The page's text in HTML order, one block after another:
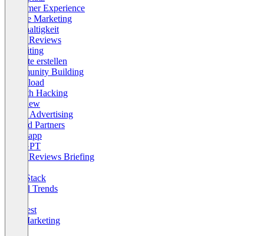
Customer Experience
Mobile Marketing
Nachhaltigkeit
OMR Reviews
Recruiting
Website erstellen
Community Building
Download
Growth Hacking
Interview
Social Advertising
Trusted Partners
Whatsapp
ChatGPT
OMR Reviews Briefing
Tech Stack
Digital Trends
Pinterest
Pull Marketing